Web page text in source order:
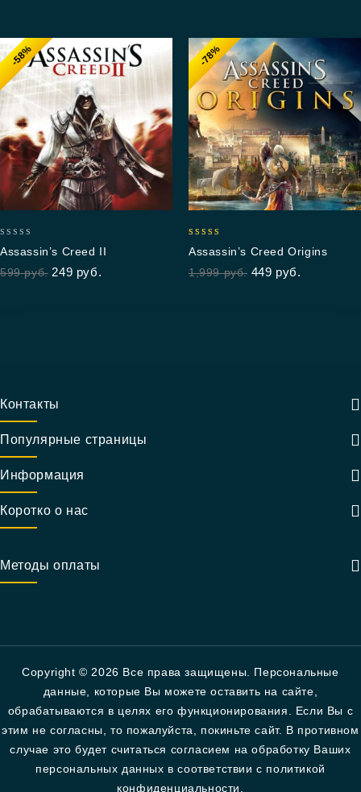
-58%
out
of
Assassin’s Creed II
599руб. 249 руб.
-78%
out of 5
Assassin’s Creed Origins
1,999руб. 449 руб.
Контакты
Популярные страницы
Информация
Коротко о нас
Методы оплаты
Copyright © 2026 Все права защищены. Персональные
данные, которые Вы можете оставить на сайте,
обрабатываются в целях его функционирования. Если Вы с
этим не согласны, то пожалуйста, покиньте сайт. В противном
случае это будет считаться согласием на обработку Ваших
персональных данных в соответствии с политикой
конфиденциальности.